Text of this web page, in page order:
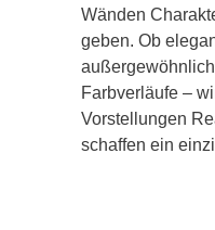
Wänden
geben. Ob
Farbverläufe –
Vorstellungen
schaffen ein